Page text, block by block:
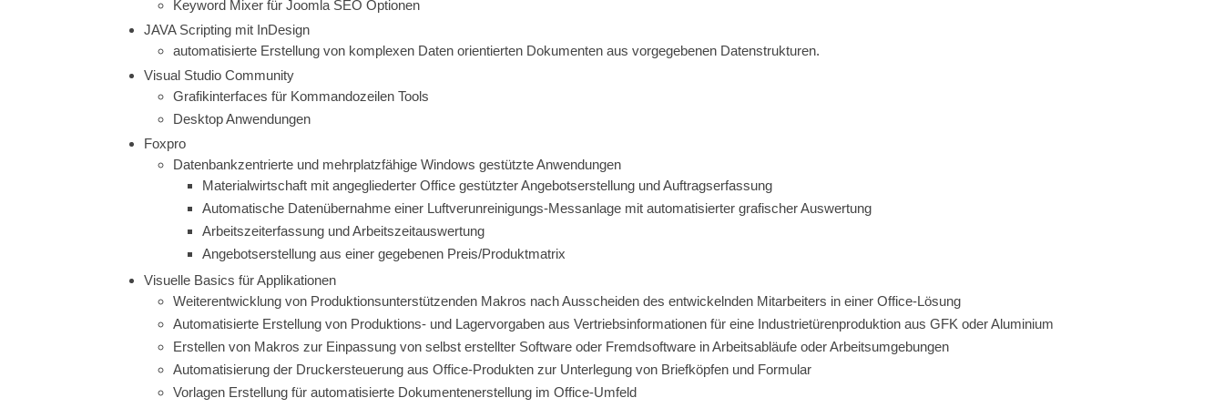
Keyword Mixer für Joomla SEO Optionen
JAVA Scripting mit InDesign
automatisierte Erstellung von komplexen Daten orientierten Dokumenten aus vorgegebenen Datenstrukturen.
Visual Studio Community
Grafikinterfaces für Kommandozeilen Tools
Desktop Anwendungen
Foxpro
Datenbankzentrierte und mehrplatzfähige Windows gestützte Anwendungen
Materialwirtschaft mit angegliederter Office gestützter Angebotserstellung und Auftragserfassung
Automatische Datenübernahme einer Luftverunreinigungs-Messanlage mit automatisierter grafischer Auswertung
Arbeitszeiterfassung und Arbeitszeitauswertung
Angebotserstellung aus einer gegebenen Preis/Produktmatrix
Visuelle Basics für Applikationen
Weiterentwicklung von Produktionsunterstützenden Makros nach Ausscheiden des entwickelnden Mitarbeiters in einer Office-Lösung
Automatisierte Erstellung von Produktions- und Lagervorgaben aus Vertriebsinformationen für eine Industrietürenproduktion aus GFK oder Aluminium
Erstellen von Makros zur Einpassung von selbst erstellter Software oder Fremdsoftware in Arbeitsabläufe oder Arbeitsumgebungen
Automatisierung der Druckersteuerung aus Office-Produkten zur Unterlegung von Briefköpfen und Formular
Vorlagen Erstellung für automatisierte Dokumentenerstellung im Office-Umfeld